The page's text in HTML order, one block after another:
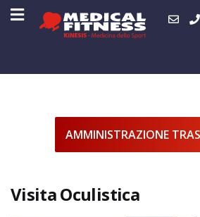
AMMINISTRAZIONE
Visita Oculistica